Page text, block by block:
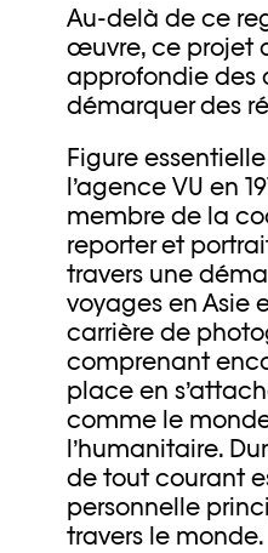
Au-delà de ce
œuvre, ce projet
approfondie des
démarquer des
Figure
l’agence VU en
membre de la
reporter et
travers une
voyages en Asie
carrière de
comprenant
place en
comme le
l’humanitaire.
de tout courant
personnelle
travers le monde.